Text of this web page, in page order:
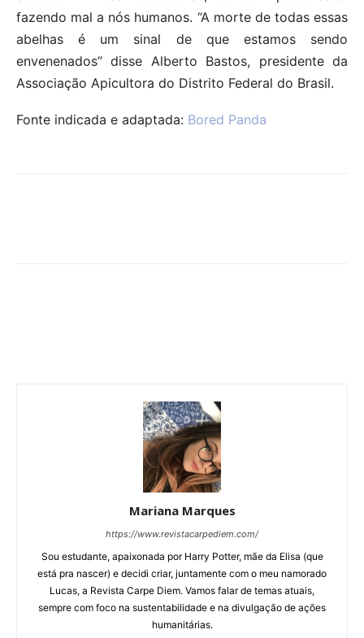
fazendo mal a nós humanos. “A morte de todas essas
abelhas é um sinal de que estamos sendo
envenenados” disse Alberto Bastos, presidente da
Associação Apicultora do Distrito Federal do Brasil.
Fonte indicada e adaptada: Bored Panda
Mariana Marques
https://www.revistacarpediem.com/
Sou estudante, apaixonada por Harry Potter, mãe da Elisa (que
está pra nascer) e decidi criar, juntamente com o meu namorado
Lucas, a Revista Carpe Diem. Vamos falar de temas atuais,
sempre com foco na sustentabilidade e na divulgação de ações
humanitárias.